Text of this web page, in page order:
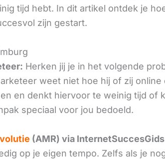
tijd hebt. In dit artikel ontdek je
zijn gestart.
Herken jij je in het volgende
weet niet hoe hij of zij online
en denkt hiervoor te weinig tijd of
speciaal voor jou bedoeld.
(AMR) via InternetSuccesGids
op je eigen tempo. Zelfs als je